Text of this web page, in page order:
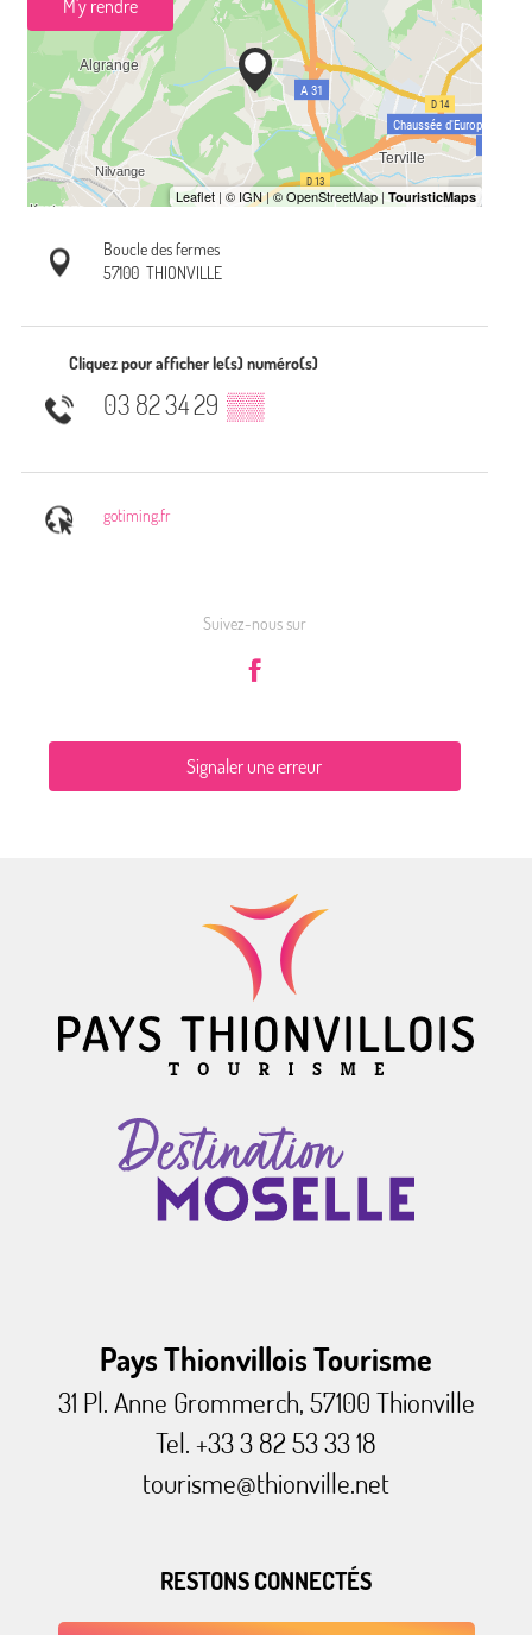
M'y rendre
Boucle des fermes
57100 THIONVILLE
Cliquez pour afficher le(s) numéro(s)
03 82 34 29 ▒▒
gotiming.fr
Suivez-nous sur
Signaler une erreur
Pays Thionvillois Tourisme
31 Pl. Anne Grommerch, 57100 Thionville
Tel. +33 3 82 53 33 18
tourisme@thionville.net
RESTONS CONNECTÉS